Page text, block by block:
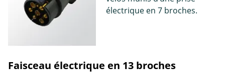
électrique en 7 broches.
Faisceau électrique en 13 broches